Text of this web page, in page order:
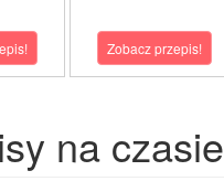
Zobacz przepis!
na czasie